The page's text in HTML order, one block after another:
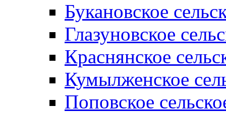
Букановское
Глазуновское
Краснянское
Кумылженское
Поповское